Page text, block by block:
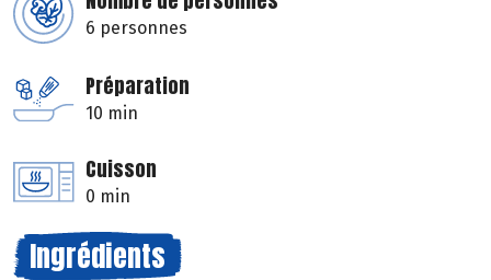
6 personnes
Préparation
10 min
Cuisson
0 min
Ingrédients